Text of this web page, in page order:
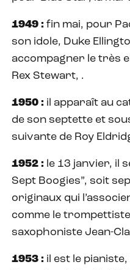
1949 : fin mai, pour
son idole, Duke
accompagner le très
Rex Stewart, .
1950 : il apparaît au
de son septette et
suivante de Roy
1952 : le 13 janvier, il
Sept Boogies”, soit
originaux qui
comme le
saxophoniste Jean-
1953 : il est le